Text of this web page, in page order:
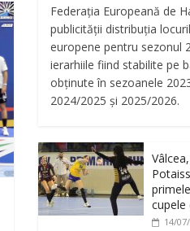
Federația Europeană de
publicității distribuția
europene pentru sezonul
ierarhiile fiind stabilite pe
obținute în sezoanele
2024/2025 și 2025/2026.
cupele
14/